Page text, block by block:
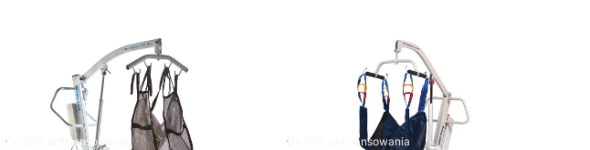
Do 95% dofinansowania Do 95% dofinansowania